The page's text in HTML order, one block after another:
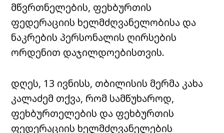
მწვრთნელების, ფეხბურთის
ფედერაციის ხელმძღვანელობისა და
ნაკრების პერსონალის ღირსების
ორდენით დაჯილდოებისთვის.
დღეს, 13 ივნისს, თბილისის მერმა კახა
კალაძემ თქვა, რომ სამწუხაროდ,
ფეხბურთელების და ფეხბურთის
ფედერაციის ხელმძღვანელების